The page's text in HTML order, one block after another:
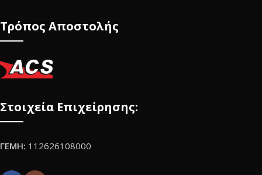
Τρόπος Αποστολής
Στοιχεία Επιχείρησης:
ΓΕΜΗ: 112626108000